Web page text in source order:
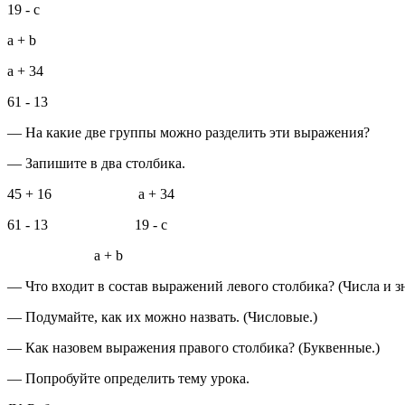
19 - с
а + b
а + 34
61 - 13
— На какие две группы можно разделить эти выражения?
— Запишите в два столбика.
45 + 16 а + 34
61 - 13 19 - с
а + b
— Что входит в состав выражений левого столбика? (Числа и
— Подумайте, как их можно назвать. (Числовые.)
— Как назовем выражения правого столбика? (Буквенные.)
— Попробуйте определить тему урока.